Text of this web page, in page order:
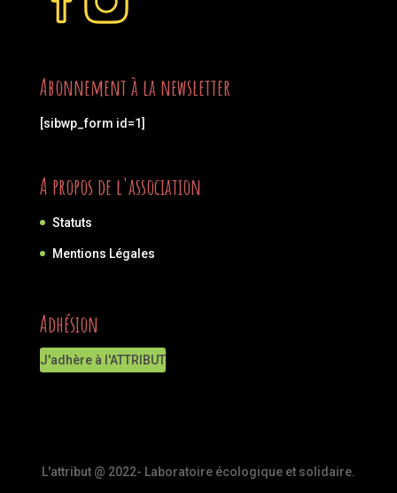
Abonnement à la newsletter
[sibwp_form id=1]
A propos de l'association
Statuts
Mentions Légales
Adhésion
J'adhère à l'ATTRIBUT
L'attribut @ 2022- Laboratoire écologique et solidaire.